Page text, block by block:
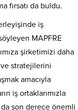
fırsatı da buldu.
iş
MAPFRE
şirketimizi daha
stratejilerini
amacıyla
iş ortaklarımızla
da son derece önemli